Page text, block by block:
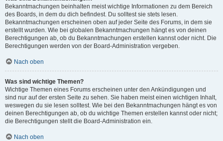
Bekanntmachungen beinhalten meist wichtige Informationen zu dem Bereich
des Boards, in dem du dich befindest. Du solltest sie stets lesen.
Bekanntmachungen erscheinen oben auf jeder Seite des Forums, in dem sie
erstellt wurden. Wie bei globalen Bekanntmachungen hängt es von deinen
Berechtigungen ab, ob du Bekanntmachungen erstellen kannst oder nicht. Die
Berechtigungen werden von der Board-Administration vergeben.
Nach oben
Was sind wichtige Themen?
Wichtige Themen eines Forums erscheinen unter den Ankündigungen und
sind nur auf der ersten Seite zu sehen. Sie haben meist einen wichtigen Inhalt,
weswegen du sie lesen solltest. Wie bei den Bekanntmachungen hängt es von
deinen Berechtigungen ab, ob du wichtige Themen erstellen kannst oder nicht;
die Berechtigungen stellt die Board-Administration ein.
Nach oben